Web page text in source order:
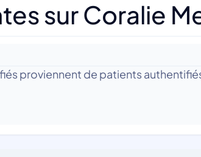
sur Coralie
proviennent de patients